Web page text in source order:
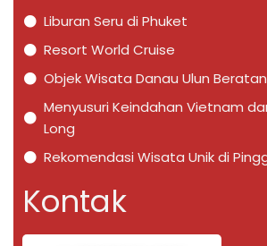
Liburan Seru di Phuket
Resort World Cruise
Objek Wisata Danau Ulun Beratan
Menyusuri Keindahan Vietnam
Long
Rekomendasi Wisata Unik di
Kontak